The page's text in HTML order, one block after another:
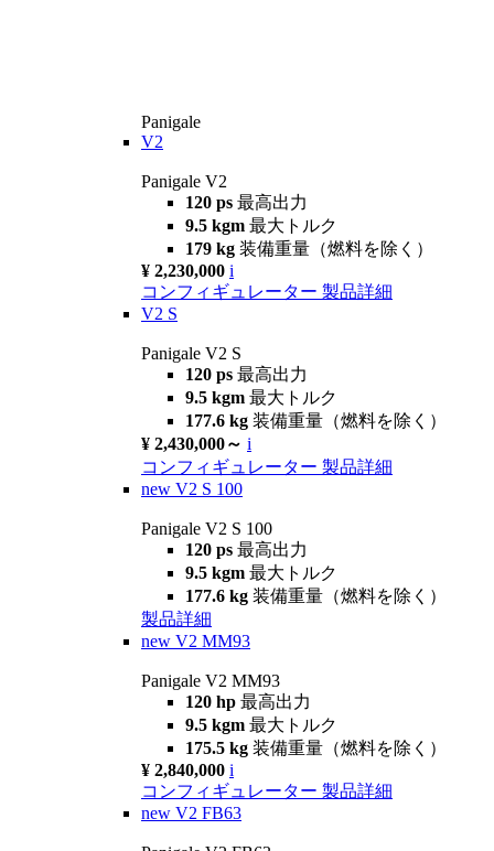
Panigale
V2
Panigale V2
120 ps 最高出力
9.5 kgm 最大トルク
179 kg 装備重量（燃料を除く）
¥ 2,230,000 i
コンフィギュレーター 製品詳細
V2 S
Panigale V2 S
120 ps 最高出力
9.5 kgm 最大トルク
177.6 kg 装備重量（燃料を除く）
¥ 2,430,000～ i
コンフィギュレーター 製品詳細
new V2 S 100
Panigale V2 S 100
120 ps 最高出力
9.5 kgm 最大トルク
177.6 kg 装備重量（燃料を除く）
製品詳細
new V2 MM93
Panigale V2 MM93
120 hp 最高出力
9.5 kgm 最大トルク
175.5 kg 装備重量（燃料を除く）
¥ 2,840,000 i
コンフィギュレーター 製品詳細
new V2 FB63